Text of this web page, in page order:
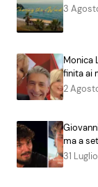
3
Monica
finita ai
2
ma a
31